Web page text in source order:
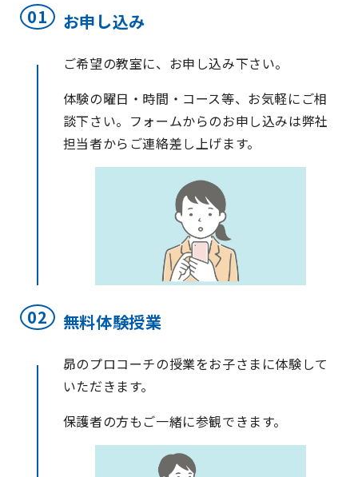
お申し込み
ご希望の教室に、お申し込み下さい。
体験の曜日・時間・コース等、お気軽にご相
談下さい。フォームからのお申し込みは弊社
担当者からご連絡差し上げます。
無料体験授業
昴のプロコーチの授業をお子さまに体験して
いただきます。
保護者の方もご一緒に参観できます。